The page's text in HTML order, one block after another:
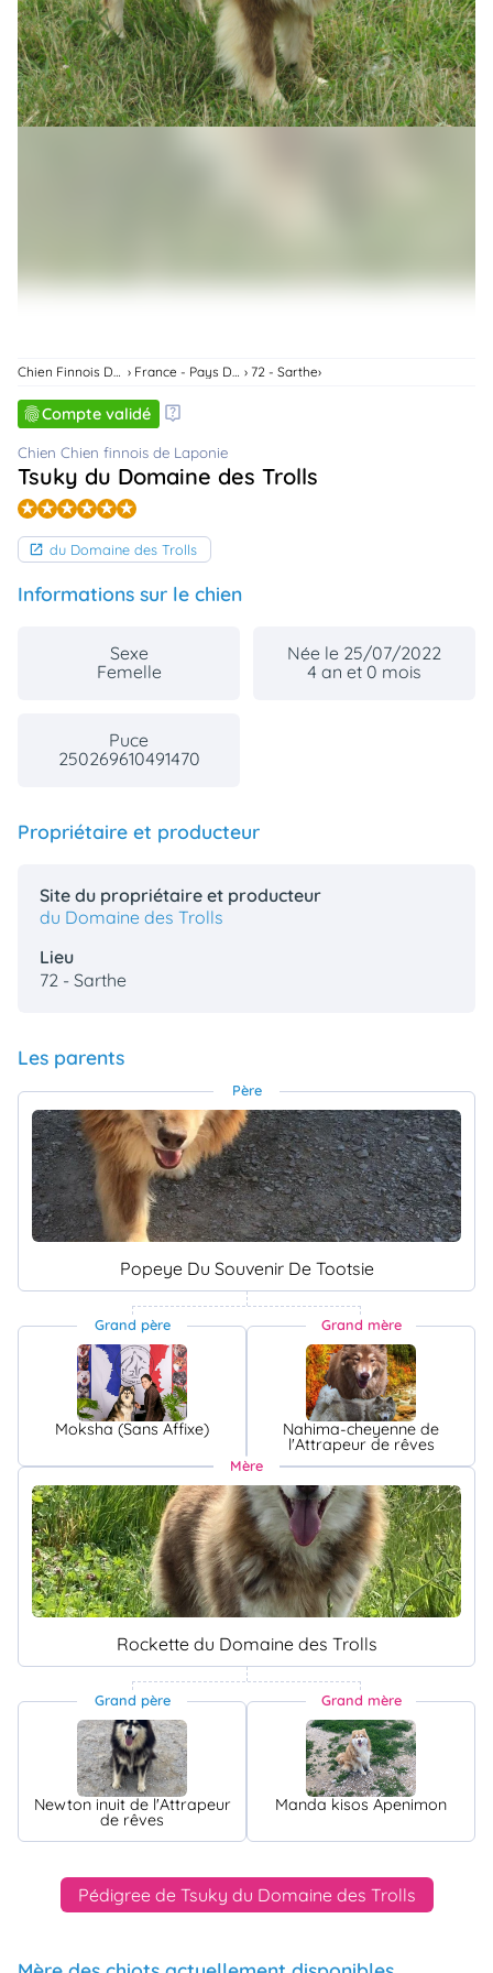
Connexion
72 - Sarthe
Compte validé
Chien Chien finnois de Laponie
Tsuky du Domaine des Trolls
du Domaine des Trolls
Informations sur le chien
Sexe
Femelle
Née le 25/07/2022
4 an et 0 mois
Puce
250269610491470
Propriétaire et producteur
Site du propriétaire et producteur
du Domaine des Trolls
Lieu
72 - Sarthe
Les parents
Père
Popeye Du Souvenir De Tootsie
Grand père
Moksha (Sans Affixe)
Grand mère
Nahima-cheyenne de
l'Attrapeur de rêves
Mère
Rockette du Domaine des Trolls
Grand père
Newton inuit de l'Attrapeur
de rêves
Grand mère
Manda kisos Apenimon
Pédigree de Tsuky du Domaine des Trolls